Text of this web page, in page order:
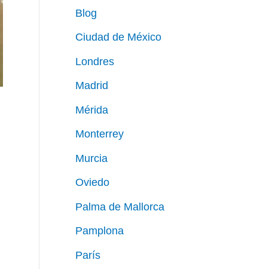
Blog
Ciudad de México
Londres
Madrid
Mérida
Monterrey
Murcia
Oviedo
Palma de Mallorca
Pamplona
París